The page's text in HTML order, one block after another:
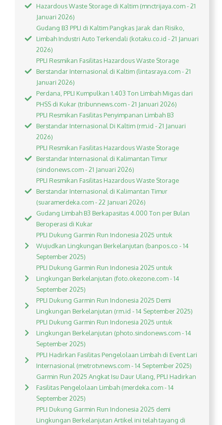
Hazardous Waste Storage di Kaltim (mnctrijaya.com - 21
Januari 2026)
Gudang B3 PPLI di Kaltim Pangkas Jarak dan Risiko,
Limbah Industri Auto Terkendali (kotaku.co.id - 21 Januari
2026)
PPLI Resmikan Fasilitas Hazardous Waste Storage
Berstandar Internasional di Kaltim (lintasraya.com - 21
Januari 2026)
Perdana, PPLI Kumpulkan 1.403 Ton Limbah Migas dari
PHSS di Kukar (tribunnews.com - 21 Januari 2026)
PPLI Resmikan Fasilitas Penyimpanan Limbah B3
Berstandar Internasional Di Kaltim (rm.id - 21 Januari
2026)
PPLI Resmikan Fasilitas Hazardous Waste Storage
Berstandar Internasional di Kalimantan Timur
(sindonews.com - 21 Januari 2026)
PPLI Resmikan Fasilitas Hazardous Waste Storage
Berstandar Internasional di Kalimantan Timur
(suaramerdeka.com - 22 Januari 2026)
Gudang Limbah B3 Berkapasitas 4.000 Ton per Bulan
Beroperasi di Kukar
PPLI Dukung Garmin Run Indonesia 2025 untuk
Wujudkan Lingkungan Berkelanjutan (banpos.co - 14
September 2025)
PPLI Dukung Garmin Run Indonesia 2025 untuk
Lingkungan Berkelanjutan (foto.okezone.com - 14
September 2025)
PPLI Dukung Garmin Run Indonesia 2025 Demi
Lingkungan Berkelanjutan (rm.id - 14 September 2025)
PPLI Dukung Garmin Run Indonesia 2025 untuk
Lingkungan Berkelanjutan (photo.sindonews.com - 14
September 2025)
PPLI Hadirkan Fasilitas Pengelolaan Limbah di Event Lari
Internasional (metrotvnews.com - 14 September 2025)
Garmin Run 2025 Angkat Isu Daur Ulang, PPLI Hadirkan
Fasilitas Pengelolaan Limbah (merdeka.com - 14
September 2025)
PPLI Dukung Garmin Run Indonesia 2025 demi
Lingkungan Berkelanjutan Artikel ini telah tayang di